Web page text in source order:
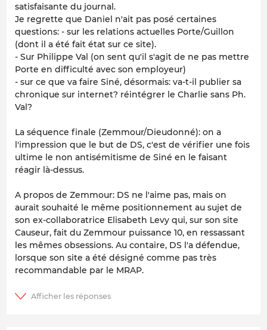
satisfaisante du journal.
Je regrette que Daniel n'ait pas posé certaines
questions: - sur les relations actuelles Porte/Guillon
(dont il a été fait état sur ce site).
- Sur Philippe Val (on sent qu'il s'agit de ne pas mettre
Porte en difficulté avec son employeur)
- sur ce que va faire Siné, désormais: va-t-il publier sa
chronique sur internet? réintégrer le Charlie sans Ph.
Val?
La séquence finale (Zemmour/Dieudonné): on a
l'impression que le but de DS, c'est de vérifier une fois
ultime le non antisémitisme de Siné en le faisant
réagir là-dessus.
A propos de Zemmour: DS ne l'aime pas, mais on
aurait souhaité le même positionnement au sujet de
son ex-collaboratrice Elisabeth Levy qui, sur son site
Causeur, fait du Zemmour puissance 10, en ressassant
les mêmes obsessions. Au contaire, DS l'a défendue,
lorsque son site a été désigné comme pas très
recommandable par le MRAP.